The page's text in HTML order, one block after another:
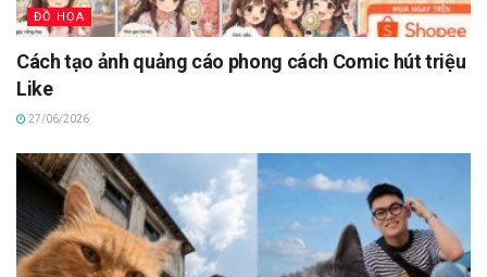
ĐỒ HỌA
Cách tạo ảnh quảng cáo phong cách Comic hút triệu
Like
27/06/2026